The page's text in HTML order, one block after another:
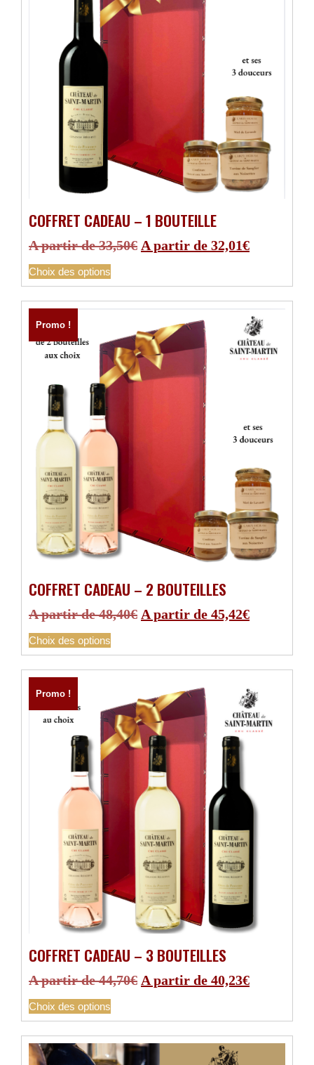
COFFRET CADEAU – 1 BOUTEILLE
A partir de33,50€ A partir de 32,01€
Choix des options
Promo !
COFFRET CADEAU – 2 BOUTEILLES
A partir de48,40€ A partir de 45,42€
Choix des options
Promo !
COFFRET CADEAU – 3 BOUTEILLES
A partir de44,70€ A partir de 40,23€
Choix des options